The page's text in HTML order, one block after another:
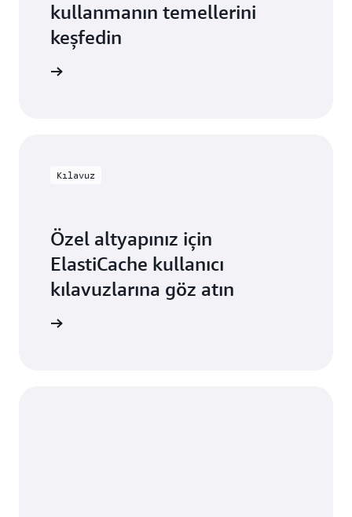
kullanmanın temellerini
keşfedin
Kılavuz
Özel altyapınız için
ElastiCache kullanıcı
kılavuzlarına göz atın